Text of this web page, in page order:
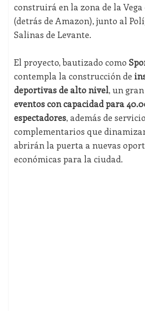
construirá en la zona de la Vega
(detrás de Amazon), junto al
Salinas de Levante.
El proyecto, bautizado como
contempla la construcción de
deportivas de alto nivel, un gran
eventos con capacidad para
espectadores, además de
complementarios que
abrirán la puerta a nuevas
económicas para la ciudad.